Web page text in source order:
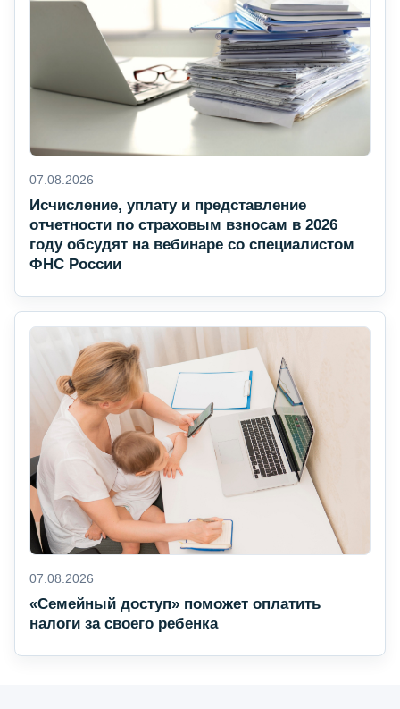
07.08.2026
Исчисление, уплату и представление
отчетности по страховым взносам в 2026
году обсудят на вебинаре со специалистом
ФНС России
07.08.2026
«Семейный доступ» поможет оплатить
налоги за своего ребенка